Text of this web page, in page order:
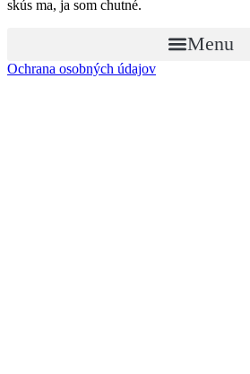
skús ma, ja som chutné.
Menu
Ochrana osobných údajov